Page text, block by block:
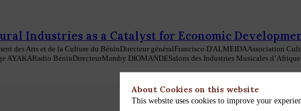
Industries as a Catalyst for Economic
des Arts et de la Culture du BéninDirecteur généralFrancisco D'ALMEIDAAssociation
AYAKARadio BéninDirecteurMamby DIOMANDESalons des Industries Musicales
About Cookies on this website
This website uses cookies to improve your